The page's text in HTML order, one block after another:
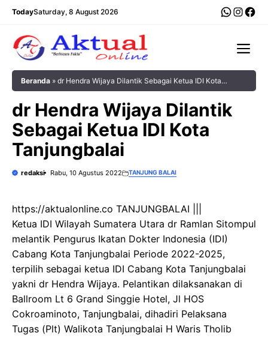
Langsung
TodaySaturday, 8 August 2026
Beranda » dr Hendra Wijaya Dilantik Sebagai Ketua IDI Kota
dr Hendra Wijaya Dilantik
Sebagai Ketua IDI Kota
Tanjungbalai
redaksi Rabu, 10 Agustus 2022 TANJUNG BALAI
https://aktualonline.co TANJUNGBALAI |||
Ketua IDI Wilayah Sumatera Utara dr Ramlan Sitompul
melantik Pengurus Ikatan Dokter Indonesia (IDI)
Cabang Kota Tanjungbalai Periode 2022-2025,
terpilih sebagai ketua IDI Cabang Kota Tanjungbalai
yakni dr Hendra Wijaya. Pelantikan dilaksanakan di
Ballroom Lt 6 Grand Singgie Hotel, Jl HOS
Cokroaminoto, Tanjungbalai, dihadiri Pelaksana
Tugas (Plt) Walikota Tanjungbalai H Waris Tholib